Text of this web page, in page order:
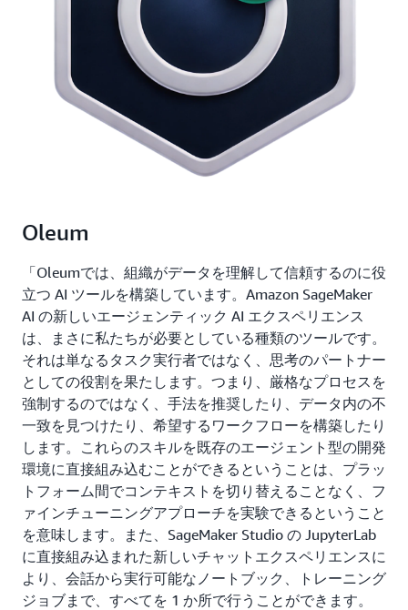
Oleum
「Oleumでは、組織がデータを理解して信頼するのに役
立つ AI ツールを構築しています。Amazon SageMaker
AI の新しいエージェンティック AI エクスペリエンス
は、まさに私たちが必要としている種類のツールです。
それは単なるタスク実行者ではなく、思考のパートナー
としての役割を果たします。つまり、厳格なプロセスを
強制するのではなく、手法を推奨したり、データ内の不
一致を見つけたり、希望するワークフローを構築したり
します。これらのスキルを既存のエージェント型の開発
環境に直接組み込むことができるということは、プラッ
トフォーム間でコンテキストを切り替えることなく、フ
ァインチューニングアプローチを実験できるということ
を意味します。また、SageMaker Studio の JupyterLab
に直接組み込まれた新しいチャットエクスペリエンスに
より、会話から実行可能なノートブック、トレーニング
ジョブまで、すべてを 1 か所で行うことができます。